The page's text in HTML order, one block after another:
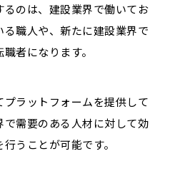
るのは、建設業界で働いてお
る職人や、新たに建設業界で
者になります。
ラットフォームを提供して
で需要のある人材に対して効
うことが可能です。